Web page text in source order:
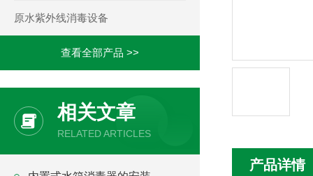
原水紫外线消毒设备
查看全部产品 >>
相关文章
RELATED ARTICLES
产品详情